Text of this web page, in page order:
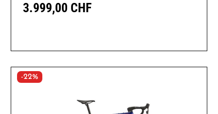
3.999,00 CHF
-22%